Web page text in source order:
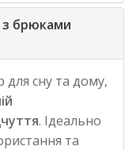
з брюками
сну та дому,
. Ідеально
та